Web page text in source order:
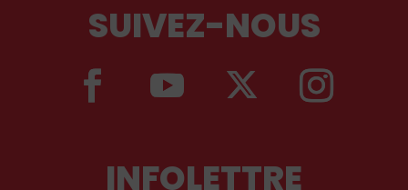
SUIVEZ-NOUS
INFOLETTRE